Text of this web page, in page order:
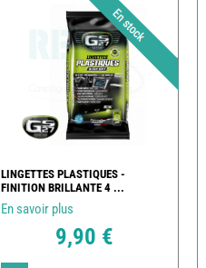
LINGETTES PLASTIQUES -
FINITION BRILLANTE 4 ...
En savoir plus
9,90 €